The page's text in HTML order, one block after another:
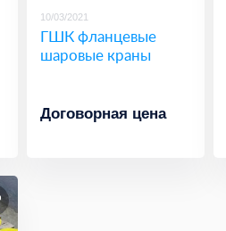
10/03/2021
ГШК фланцевые
шаровые краны
Договорная цена